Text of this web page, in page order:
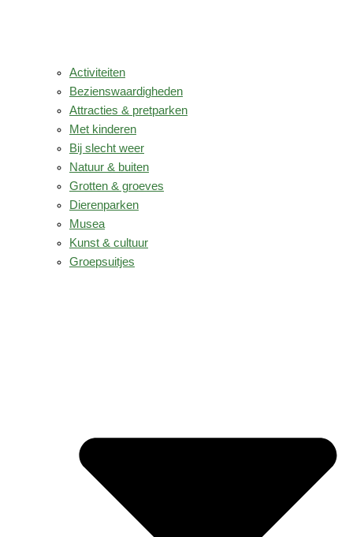
Activiteiten
Bezienswaardigheden
Attracties & pretparken
Met kinderen
Bij slecht weer
Natuur & buiten
Grotten & groeves
Dierenparken
Musea
Kunst & cultuur
Groepsuitjes